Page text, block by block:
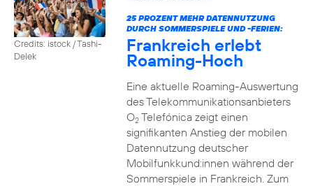
Credits: istock / Tashi-
Delek
25 PROZENT MEHR DATENNUTZUNG
DURCH SOMMERSPIELE UND -FERIEN:
Frankreich erlebt
Roaming-Hoch
Eine aktuelle Roaming-Auswertung
des Telekommunikationsanbieters
O2Telefónica zeigt einen
signifikanten Anstieg der mobilen
Datennutzung deutscher
Mobilfunkkund:innen während der
Sommerspiele in Frankreich. Zum